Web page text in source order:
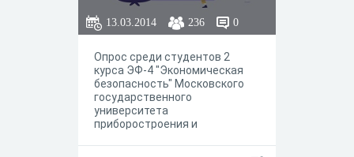
13.03.2014 236 0
Опрос среди студентов 2
курса ЭФ-4 "Экономическая
безопасность" Московского
государственного
университета
приборостроения и